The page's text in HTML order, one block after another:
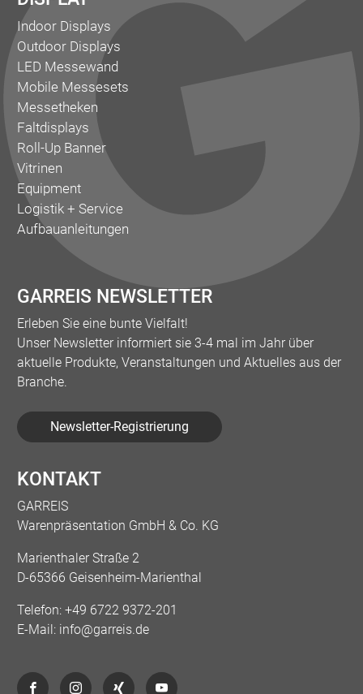
Indoor Displays
Outdoor Displays
LED Messewand
Mobile Messesets
Messetheken
Faltdisplays
Roll-Up Banner
Vitrinen
Equipment
Logistik + Service
Aufbauanleitungen
GARREIS NEWSLETTER
Erleben Sie eine bunte Vielfalt!
Unser Newsletter informiert sie 3-4 mal im Jahr über
aktuelle Produkte, Veranstaltungen und Aktuelles aus der
Branche.
Newsletter-Registrierung
KONTAKT
GARREIS
Warenpräsentation GmbH & Co. KG
Marienthaler Straße 2
D-65366 Geisenheim-Marienthal
Telefon: +49 6722 9372-201
E-Mail: info@garreis.de